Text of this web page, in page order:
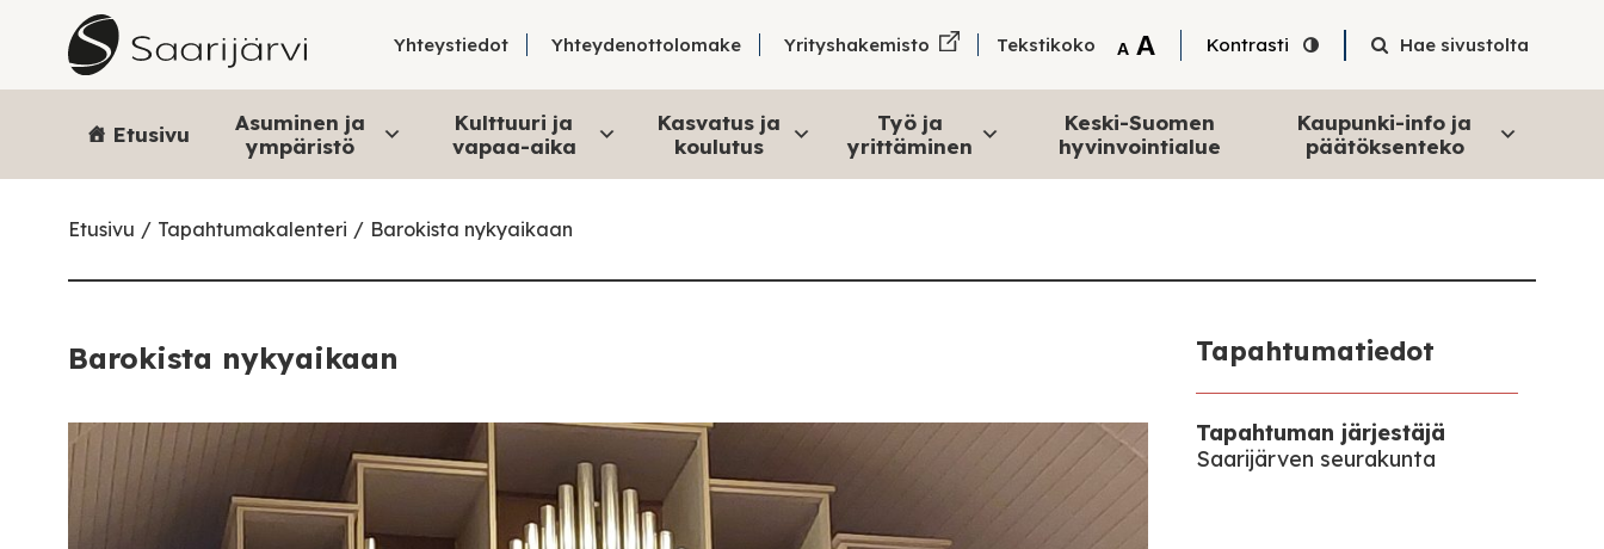
Skip to content
Yhteystiedot Yhteydenottolomake Yrityshakemisto Tekstikoko A Tekstin pienentäminen
A Tekstin suurentaminen
Kontrasti Hae sivustolta
Etusivu
Asuminen ja
ympäristö
Kulttuuri ja
vapaa-aika
Kasvatus ja
koulutus
Työ ja
yrittäminen
Keski-Suomen
hyvinvointialue
Kaupunki-info ja
päätöksenteko
Etusivu Tapahtumakalenteri Barokista nykyaikaan
Barokista nykyaikaan Tapahtumatiedot
Tapahtuman järjestäjä
Saarijärven seurakunta